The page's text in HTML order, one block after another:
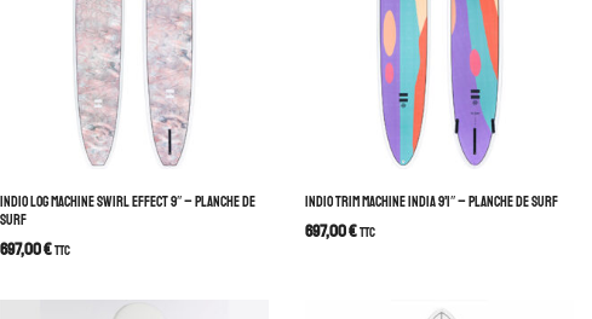
INDIO LOG MACHINE SWIRL EFFECT 9″ – PLANCHE DE
SURF
697,00€TTC
INDIO TRIM MACHINE INDIA 9’1″ – PLANCHE DE SURF
697,00€TTC